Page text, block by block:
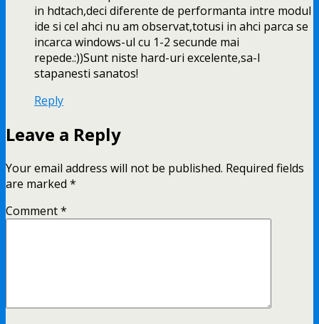
in hdtach,deci diferente de performanta intre modul
ide si cel ahci nu am observat,totusi in ahci parca se
incarca windows-ul cu 1-2 secunde mai
repede.:))Sunt niste hard-uri excelente,sa-l
stapanesti sanatos!
Reply
Leave a Reply
Your email address will not be published. Required fields
are marked *
Comment*